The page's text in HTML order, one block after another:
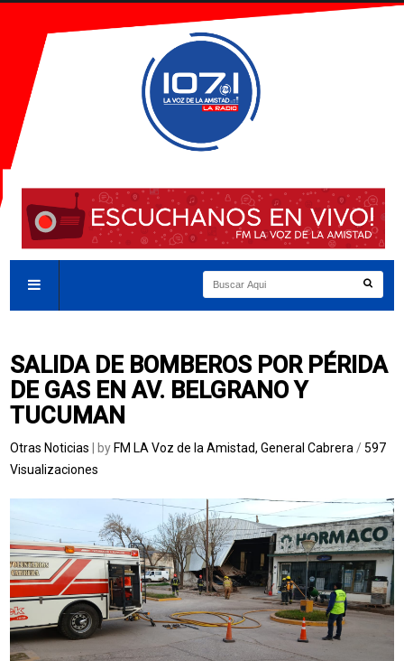
SALIDA DE BOMBEROS POR PÉRIDA
DE GAS EN AV. BELGRANO Y
TUCUMAN
Otras Noticias | by FM LA Voz de la Amistad, General Cabrera /597
Visualizaciones